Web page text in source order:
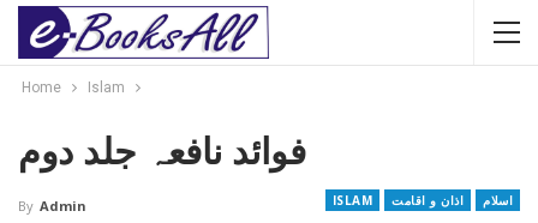
Home Islam
فوائد نافعہ جلد دوم
ISLAM اذان و اقامت اسلام By Admin